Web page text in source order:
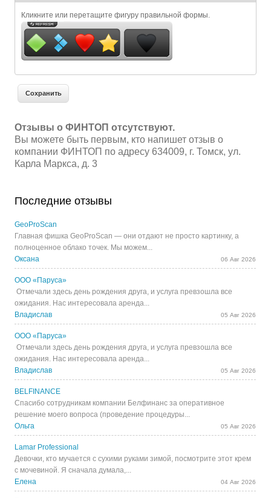
Кликните или перетащите фигуру правильной формы.
Отзывы о ФИНТОП отсутствуют.
Вы можете быть первым, кто напишет отзыв о
компании ФИНТОП по адресу 634009, г. Томск, ул.
Карла Маркса, д. 3
Последние отзывы
GeoProScan
Главная фишка GeoProScan — они отдают не просто картинку, а
полноценное облако точек. Мы можем...
Оксана
06 Авг 2026
ООО «Паруса»
Отмечали здесь день рождения друга, и услуга превзошла все
ожидания. Нас интересовала аренда...
Владислав
05 Авг 2026
ООО «Паруса»
Отмечали здесь день рождения друга, и услуга превзошла все
ожидания. Нас интересовала аренда...
Владислав
05 Авг 2026
BELFINANCE
Спасибо сотрудникам компании Белфинанс за оперативное
решение моего вопроса (проведение процедуры...
Ольга
05 Авг 2026
Lamar Professional
Девочки, кто мучается с сухими руками зимой, посмотрите этот крем
с мочевиной. Я сначала думала,...
Елена
04 Авг 2026